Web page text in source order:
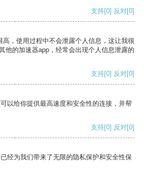
支持[0] 反对[0]
高，使用过程中不会泄露个人信息，这让我很
他的加速器app，经常会出现个人信息泄露的
支持[0] 反对[0]
以给你提供最高速度和安全性的连接，并帮
支持[0] 反对[0]
经为我们带来了无限的隐私保护和安全性保